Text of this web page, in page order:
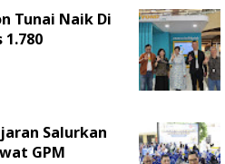
Tunai Naik Di
1.780
Salurkan
GPM